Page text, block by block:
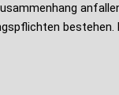
bestehen.